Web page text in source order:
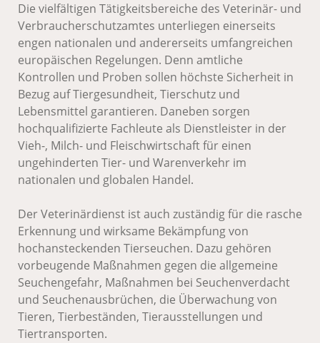
Die vielfältigen Tätigkeitsbereiche des Veterinär- und
Verbraucherschutzamtes unterliegen einerseits
engen nationalen und andererseits umfangreichen
europäischen Regelungen. Denn amtliche
Kontrollen und Proben sollen höchste Sicherheit in
Bezug auf Tiergesundheit, Tierschutz und
Lebensmittel garantieren. Daneben sorgen
hochqualifizierte Fachleute als Dienstleister in der
Vieh-, Milch- und Fleischwirtschaft für einen
ungehinderten Tier- und Warenverkehr im
nationalen und globalen Handel.
Der Veterinärdienst ist auch zuständig für die rasche
Erkennung und wirksame Bekämpfung von
hochansteckenden Tierseuchen. Dazu gehören
vorbeugende Maßnahmen gegen die allgemeine
Seuchengefahr, Maßnahmen bei Seuchenverdacht
und Seuchenausbrüchen, die Überwachung von
Tieren, Tierbeständen, Tierausstellungen und
Tiertransporten.